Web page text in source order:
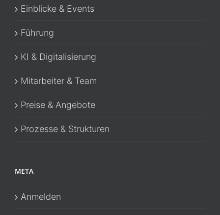
Einblicke & Events
Führung
KI & Digitalisierung
Mitarbeiter & Team
Preise & Angebote
Prozesse & Strukturen
META
Anmelden